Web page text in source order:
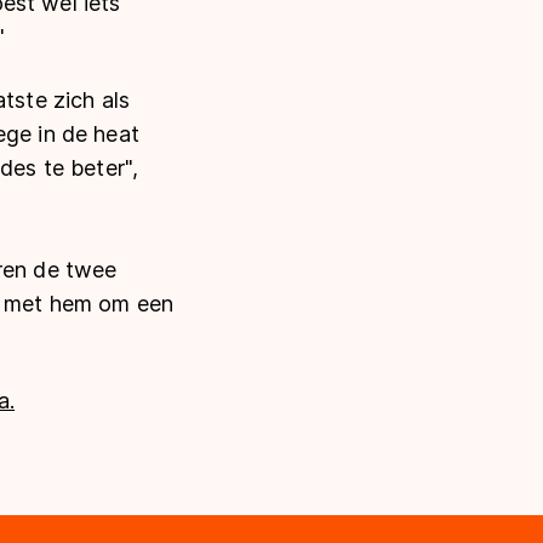
zich als
in de heat
te beter",
de twee
hem om een